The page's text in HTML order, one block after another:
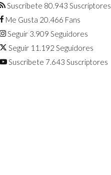
agosto
Suscríbete 80.943 Suscriptores
Me Gusta 20.466 Fans
Seguir 3.909 Seguidores
Seguir 11.192 Seguidores
Suscríbete 7.643 Suscriptores